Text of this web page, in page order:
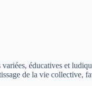
éducatives et
de la vie collective,